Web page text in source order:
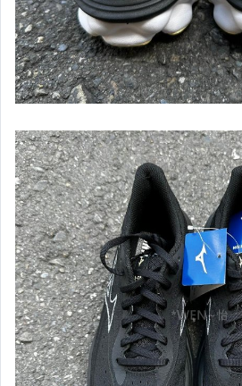
【Mizuno】女長袖上衣
【Mizuno】女外套&套裝
【Mizuno】女短褲&長褲
【兒童】服飾專區
【兒童】鞋襪專區
【棒壘】壘球用球棒
【棒壘】棒球用木棒
【棒壘】棒球用鋁棒
【棒壘】棒壘手套
【棒壘】打擊守備手套